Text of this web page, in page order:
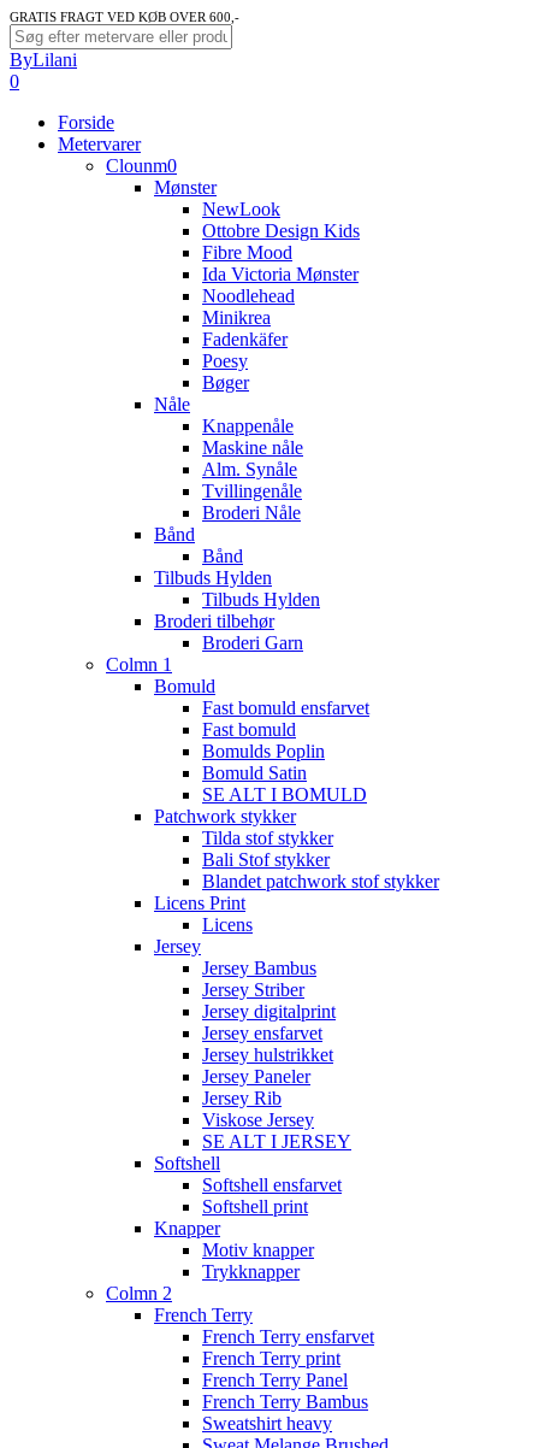
Skip
to
main
content
GRATIS FRAGT VED KØB OVER 600,-
Close
Search
ByLilani
search
account
0
Forside
Metervarer
Clounm0
Mønster
NewLook
Ottobre Design Kids
Fibre Mood
Ida Victoria Mønster
Noodlehead
Minikrea
Fadenkäfer
Poesy
Bøger
Nåle
Knappenåle
Maskine nåle
Alm. Synåle
Tvillingenåle
Broderi Nåle
Bånd
Bånd
Tilbuds Hylden
Tilbuds Hylden
Broderi tilbehør
Broderi Garn
Colmn 1
Bomuld
Fast bomuld ensfarvet
Fast bomuld
Bomulds Poplin
Bomuld Satin
SE ALT I BOMULD
Patchwork stykker
Tilda stof stykker
Bali Stof stykker
Blandet patchwork stof stykker
Licens Print
Licens
Jersey
Jersey Bambus
Jersey Striber
Jersey digitalprint
Jersey ensfarvet
Jersey hulstrikket
Jersey Paneler
Jersey Rib
Viskose Jersey
SE ALT I JERSEY
Softshell
Softshell ensfarvet
Softshell print
Knapper
Motiv knapper
Trykknapper
Colmn 2
French Terry
French Terry ensfarvet
French Terry print
French Terry Panel
French Terry Bambus
Sweatshirt heavy